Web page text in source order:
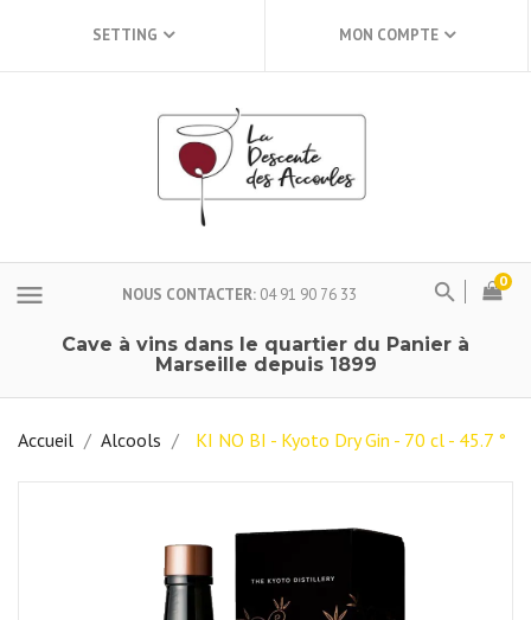
SETTING MON COMPTE
menu NOUS CONTACTER 04 91 90 76 33
0
Cave à vins dans le quartier du Panier à
Marseille depuis 1899
Accueil Alcools KI NO BI - Kyoto Dry Gin - 70 cl - 45.7 °